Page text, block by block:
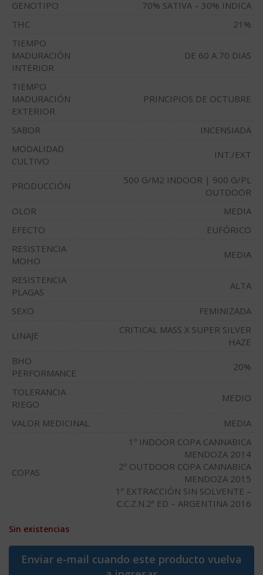
GENOTIPO
70% SATIVA – 30% INDICA
THC
21%
TIEMPO
MADURACIÓN
INTERIOR
DE 60 A 70 DIAS
TIEMPO
MADURACIÓN
EXTERIOR
PRINCIPIOS DE OCTUBRE
SABOR
INCENSIADA
MODALIDAD
CULTIVO
INT./EXT
PRODUCCIÓN
500 G/M2 INDOOR | 900 G/PL
OUTDOOR
OLOR
MEDIA
EFECTO
EUFÓRICO
RESISTENCIA
MOHO
MEDIA
RESISTENCIA
PLAGAS
ALTA
SEXO FEMINIZADA
LINAJE
CRITICAL MASS X SUPER SILVER
HAZE
BHO
PERFORMANCE
20%
TOLERANCIA
RIEGO
MEDIO
VALOR MEDICINAL MEDIA
COPAS
1º INDOOR COPA CANNABICA
MENDOZA 2014
2º OUTDOOR COPA CANNABICA
MENDOZA 2015
1º EXTRACCIÓN SIN SOLVENTE –
C.C.Z.N.2ª ED – ARGENTINA 2016
Sin existencias
Enviar e-mail cuando este producto vuelva